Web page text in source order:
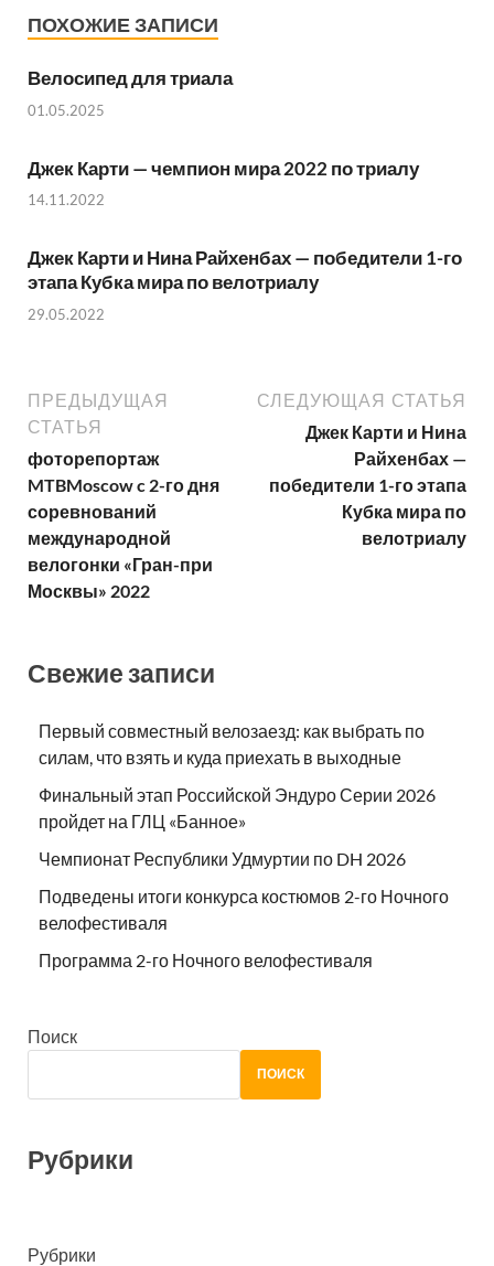
ПОХОЖИЕ ЗАПИСИ
Велосипед для триала
01.05.2025
Джек Карти — чемпион мира 2022 по триалу
14.11.2022
Джек Карти и Нина Райхенбах — победители 1-го
этапа Кубка мира по велотриалу
29.05.2022
ПРЕДЫДУЩАЯ
СТАТЬЯ
фоторепортаж
MTBMoscow c 2-го дня
соревнований
международной
велогонки «Гран-при
Москвы» 2022
СЛЕДУЮЩАЯ СТАТЬЯ
Джек Карти и Нина
Райхенбах —
победители 1-го этапа
Кубка мира по
велотриалу
Свежие записи
Первый совместный велозаезд: как выбрать по
силам, что взять и куда приехать в выходные
Финальный этап Российской Эндуро Серии 2026
пройдет на ГЛЦ «Банное»
Чемпионат Республики Удмуртии по DH 2026
Подведены итоги конкурса костюмов 2-го Ночного
велофестиваля
Программа 2-го Ночного велофестиваля
Поиск
ПОИСК
Рубрики
Рубрики